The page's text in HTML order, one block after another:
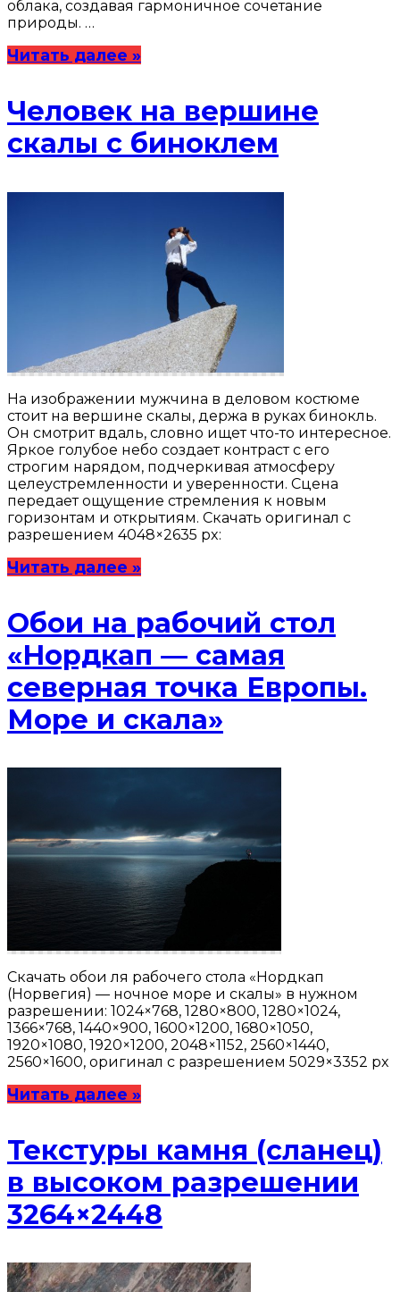
облака, создавая гармоничное сочетание
природы. …
Читать далее »
Человек на вершине
скалы с биноклем
На изображении мужчина в деловом костюме
стоит на вершине скалы, держа в руках бинокль.
Он смотрит вдаль, словно ищет что-то интересное.
Яркое голубое небо создает контраст с его
строгим нарядом, подчеркивая атмосферу
целеустремленности и уверенности. Сцена
передает ощущение стремления к новым
горизонтам и открытиям. Скачать оригинал с
разрешением 4048×2635 px:
Читать далее »
Обои на рабочий стол
«Нордкап — самая
северная точка Европы.
Море и скала»
Скачать обои ля рабочего стола «Нордкап
(Норвегия) — ночное море и скалы» в нужном
разрешении: 1024×768, 1280×800, 1280×1024,
1366×768, 1440×900, 1600×1200, 1680×1050,
1920×1080, 1920×1200, 2048×1152, 2560×1440,
2560×1600, оригинал с разрешением 5029×3352 px
Читать далее »
Текстуры камня (сланец)
в высоком разрешении
3264×2448